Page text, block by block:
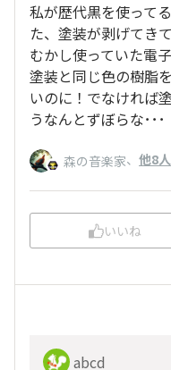
私が歴代黒を使って
た、塗装が剥げてき
むかし使っていた電
塗装と同じ色の樹脂
いのに！でなければ
うなんとずぼらな･･･
森の音楽家、 他8人
いいね
abcd